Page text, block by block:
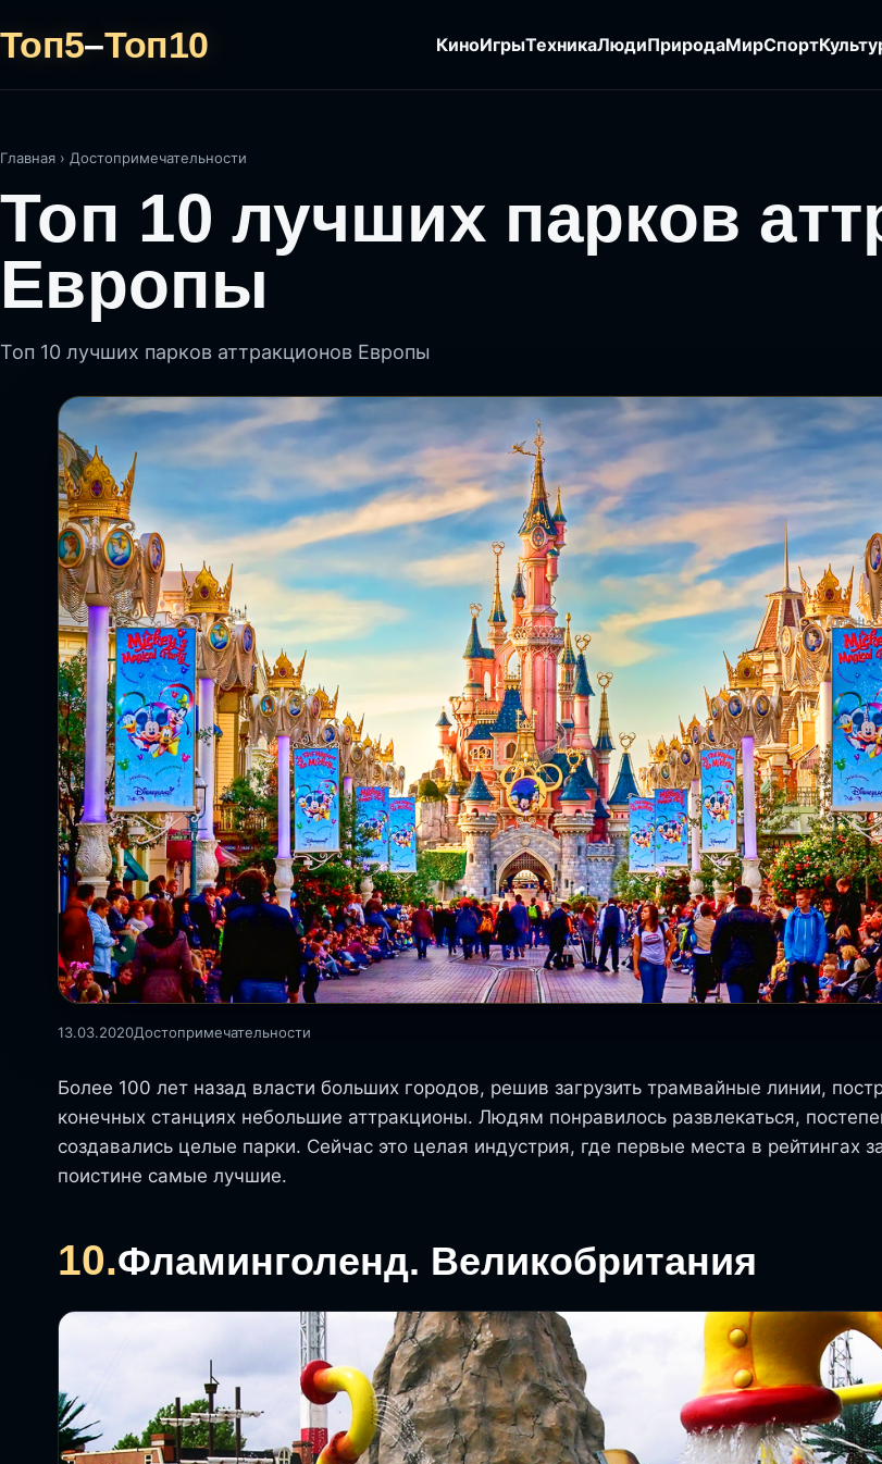
Топ5–Топ10 КиноИгрыТехникаЛюдиПриродаМирСпорт
Главная › Достопримечательности
Топ 10 лучших парков
Европы
Топ 10 лучших парков аттракционов Европы
13.03.2020Достопримечательности
Более 100 лет назад власти больших городов, решив загрузить трамвайные линии,
конечных станциях небольшие аттракционы. Людям понравилось развлекаться,
создавались целые парки. Сейчас это целая индустрия, где первые места в рейтингах
поистине самые лучшие.
10.Фламинголенд. Великобритания